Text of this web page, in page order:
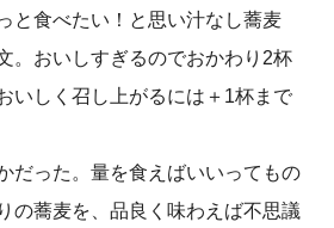
と食べたい！と思い汁なし蕎麦
。おいしすぎるのでおかわり2杯
いしく召し上がるには＋1杯まで
だった。量を食えばいいってもの
の蕎麦を、品良く味わえば不思議